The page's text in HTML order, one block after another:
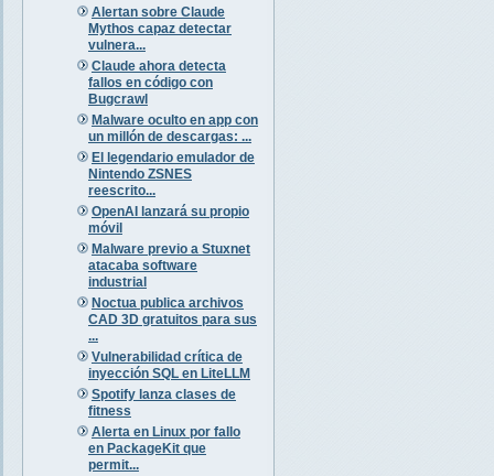
Alertan sobre Claude
Mythos capaz detectar
vulnera...
Claude ahora detecta
fallos en código con
Bugcrawl
Malware oculto en app con
un millón de descargas: ...
El legendario emulador de
Nintendo ZSNES
reescrito...
OpenAI lanzará su propio
móvil
Malware previo a Stuxnet
atacaba software
industrial
Noctua publica archivos
CAD 3D gratuitos para sus
...
Vulnerabilidad crítica de
inyección SQL en LiteLLM
Spotify lanza clases de
fitness
Alerta en Linux por fallo
en PackageKit que
permit...